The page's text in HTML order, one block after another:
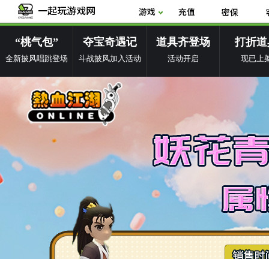
“桃气包”
全新披风唱跳登场
夺宝奇遇记
斗战披风加入活动
道具齐登场
活动开启
打折道
现已上